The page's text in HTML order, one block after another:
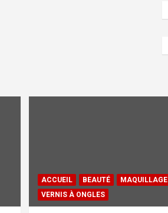
ACCUEIL BEAUTÉ
MAQUILLAGE
VERNIS À ONGLES